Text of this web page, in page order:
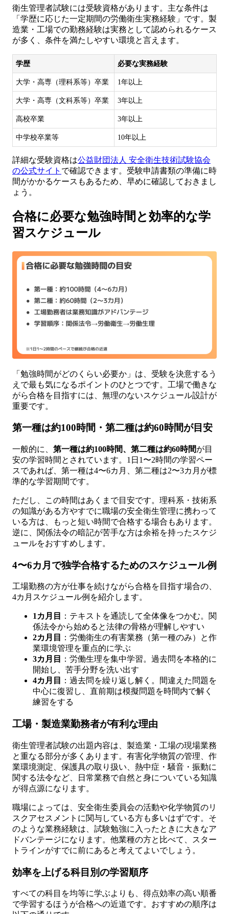
衛生管理者試験には受験資格があります。主な条件は
「学歴に応じた一定期間の労働衛生実務経験」です。製
造業・工場での勤務経験は実務として認められるケース
が多く、条件を満たしやすい環境と言えます。
学歴 必要な実務経験
大学・高専（理科系等）卒業 1年以上
大学・高専（文科系等）卒業 3年以上
高校卒業 3年以上
中学校卒業等 10年以上
詳細な受験資格は公益財団法人 安全衛生技術試験協会
の公式サイト で確認できます。受験申請書類の準備に時
間がかかるケースもあるため、早めに確認しておきまし
ょう。
合格に必要な勉強時間と効率的な学
習スケジュール
「勉強時間がどのくらい必要か」は、受験を決意するう
えで最も気になるポイントのひとつです。工場で働きな
がら合格を目指すには、無理のないスケジュール設計が
重要です。
第一種は約100時間・第二種は約60時間が目安
一般的に、 第一種は約100時間、第二種は約60時間が目
安の学習時間とされています。1日1〜2時間の学習ペー
スであれば、第一種は4〜6カ月、第二種は2〜3カ月が標
準的な学習期間です。
ただし、この時間はあくまで目安です。理科系・技術系
の知識がある方やすでに職場の安全衛生管理に携わって
いる方は、もっと短い時間で合格する場合もあります。
逆に、関係法令の暗記が苦手な方は余裕を持ったスケジ
ュールをおすすめします。
4〜6カ月で独学合格するためのスケジュール例
工場勤務の方が仕事を続けながら合格を目指す場合の、
4カ月スケジュール例を紹介します。
1カ月目
：テキストを通読して全体像をつかむ。関
係法令から始めると法律の骨格が理解しやすい
2カ月目
：労働衛生の有害業務（第一種のみ）と作
業環境管理を重点的に学ぶ
3カ月目
：労働生理を集中学習。過去問を本格的に
開始し、苦手分野を洗い出す
4カ月目
：過去問を繰り返し解く。間違えた問題を
中心に復習し、直前期は模擬問題を時間内で解く
練習をする
工場・製造業勤務者が有利な理由
衛生管理者試験の出題内容は、製造業・工場の現場業務
と重なる部分が多くあります。有害化学物質の管理、作
業環境測定、保護具の取り扱い、熱中症・騒音・振動に
関する法令など、日常業務で自然と身についている知識
が得点源になります。
職場によっては、安全衛生委員会の活動や化学物質のリ
スクアセスメントに関与している方も多いはずです。そ
のような業務経験は、試験勉強に入ったときに大きなア
ドバンテージになります。他業種の方と比べて、スター
トラインがすでに前にあると考えてよいでしょう。
効率を上げる科目別の学習順序
すべての科目を均等に学ぶよりも、得点効率の高い順番
で学習するほうが合格への近道です。おすすめの順序は